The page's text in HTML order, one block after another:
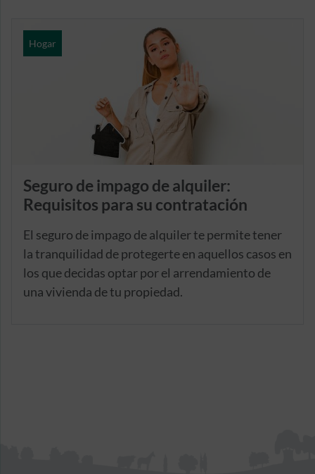
qué cada vez es más frecuente y necesaria la
contratación de este tipo de póliza?
Hogar
Seguro de impago de alquiler:
Requisitos para su contratación
El seguro de impago de alquiler te permite tener
la tranquilidad de protegerte en aquellos casos en
los que decidas optar por el arrendamiento de
una vivienda de tu propiedad.